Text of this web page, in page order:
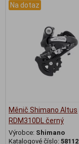
Na dotaz
Měnič Shimano Altus
RDM310DL černý
Výrobce: Shimano
Katalogové číslo: 58112